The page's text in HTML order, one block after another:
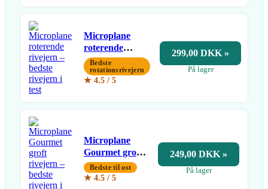
Microplane
roterende
rivejern
Bedste
rotationsrivejern
★ 4.5 / 5
299,00 DKK »
På lager
Microplane
Gourmet groft
rivejern
Bedste til ost
★ 4.5 / 5
249,00 DKK »
På lager